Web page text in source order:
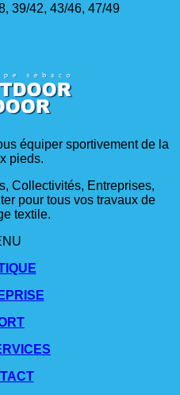
39/42, 43/46, 47/49
équiper sportivement de la
pieds.
Collectivités, Entreprises,
pour tous vos travaux de
textile.